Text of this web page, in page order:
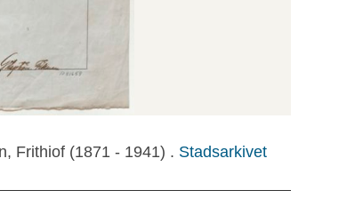
Frithiof (1871 - 1941) . Stadsarkivet